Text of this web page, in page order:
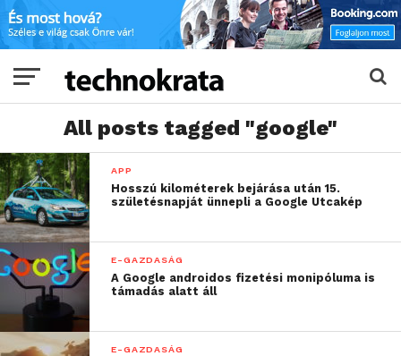
All posts tagged "google"
APP
Hosszú kilométerek bejárása után 15.
születésnapját ünnepli a Google Utcakép
E-GAZDASÁG
A Google androidos fizetési monipóluma is
támadás alatt áll
E-GAZDASÁG